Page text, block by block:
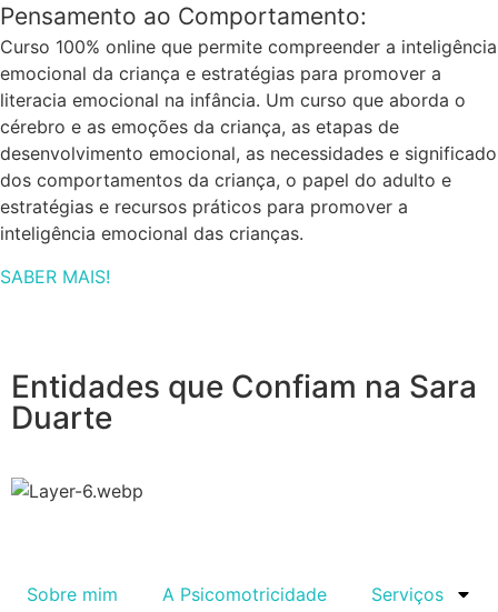
Pensamento ao Comportamento:
Curso 100% online que permite compreender a inteligência
emocional da criança e estratégias para promover a
literacia emocional na infância. Um curso que aborda o
cérebro e as emoções da criança, as etapas de
desenvolvimento emocional, as necessidades e significado
dos comportamentos da criança, o papel do adulto e
estratégias e recursos práticos para promover a
inteligência emocional das crianças.
SABER MAIS!
Entidades que Confiam na Sara
Duarte
Sobre mim A Psicomotricidade Serviços